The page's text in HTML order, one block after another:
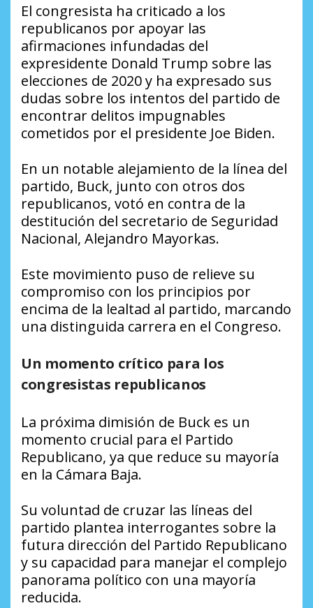
El congresista ha criticado a los
republicanos por apoyar las
afirmaciones infundadas del
expresidente Donald Trump sobre las
elecciones de 2020 y ha expresado sus
dudas sobre los intentos del partido de
encontrar delitos impugnables
cometidos por el presidente Joe Biden.
En un notable alejamiento de la línea del
partido, Buck, junto con otros dos
republicanos, votó en contra de la
destitución del secretario de Seguridad
Nacional, Alejandro Mayorkas.
Este movimiento puso de relieve su
compromiso con los principios por
encima de la lealtad al partido, marcando
una distinguida carrera en el Congreso.
Un momento crítico para los
congresistas republicanos
La próxima dimisión de Buck es un
momento crucial para el Partido
Republicano, ya que reduce su mayoría
en la Cámara Baja.
Su voluntad de cruzar las líneas del
partido plantea interrogantes sobre la
futura dirección del Partido Republicano
y su capacidad para manejar el complejo
panorama político con una mayoría
reducida.